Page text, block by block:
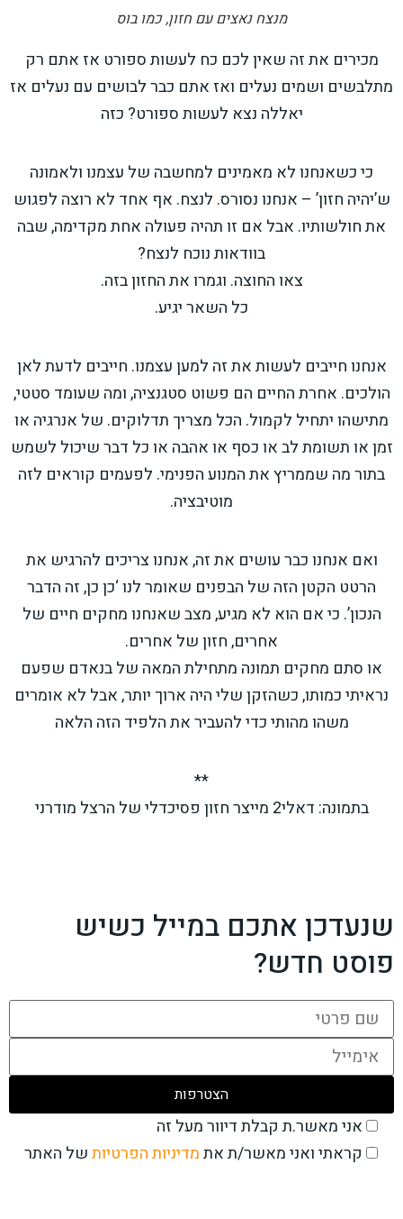
מנצח נאצים עם חזון, כמו בוס
מכירים את זה שאין לכם כח לעשות ספורט אז אתם רק
מתלבשים ושמים נעלים ואז אתם כבר לבושים עם נעלים אז
יאללה נצא לעשות ספורט? כזה
כי כשאנחנו לא מאמינים למחשבה של עצמנו ולאמונה
ש’יהיה חזון’ – אנחנו נסורס. לנצח. אף אחד לא רוצה לפגוש
את חולשותיו. אבל אם זו תהיה פעולה אחת מקדימה, שבה
בוודאות נוכח לנצח?
צאו החוצה. וגמרו את החזון בזה.
כל השאר יגיע.
אנחנו חייבים לעשות את זה למען עצמנו. חייבים לדעת לאן
הולכים. אחרת החיים הם פשוט סטגנציה, ומה שעומד סטטי,
מתישהו יתחיל לקמול. הכל מצריך תדלוקים. של אנרגיה או
זמן או תשומת לב או כסף או אהבה או כל דבר שיכול לשמש
בתור מה שממריץ את המנוע הפנימי. לפעמים קוראים לזה
מוטיבציה.
ואם אנחנו כבר עושים את זה, אנחנו צריכים להרגיש את
הרטט הקטן הזה של הבפנים שאומר לנו ‘כן כן, זה הדבר
הנכון’. כי אם הוא לא מגיע, מצב שאנחנו מחקים חיים של
אחרים, חזון של אחרים.
או סתם מחקים תמונה מתחילת המאה של בנאדם שפעם
נראיתי כמותו, כשהזקן שלי היה ארוך יותר, אבל לא אומרים
משהו מהותי כדי להעביר את הלפיד הזה הלאה
**
בתמונה: דאלי2 מייצר חזון פסיכדלי של הרצל מודרני
שנעדכן אתכם במייל כשיש
פוסט חדש?
אני מאשר.ת קבלת דיוור מעל זה
קראתי ואני מאשר/תאתמדיניות הפרטיותשל האתר